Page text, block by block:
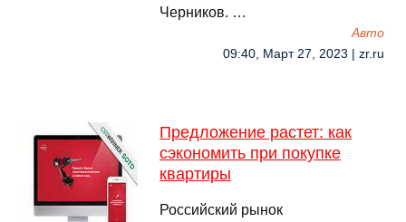
Черников. …
Авто
09:40, Март 27, 2023 | zr.ru
Предложение растет: как
сэкономить при покупке
квартиры
Российский рынок